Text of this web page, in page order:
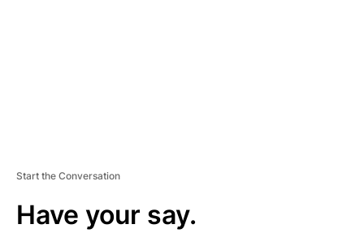
Start the Conversation
Have your say.